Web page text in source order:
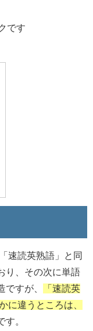
です
速読英熟語」と同
り、その次に単語
すが、
「速読英
に違うところは、
す。